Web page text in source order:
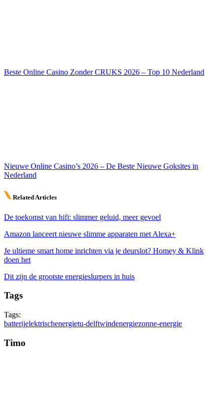
Beste Online Casino Zonder CRUKS 2026 – Top 10 Nederland
Nieuwe Online Casino’s 2026 – De Beste Nieuwe Goksites in
Nederland
Related Articles
De toekomst van hifi: slimmer geluid, meer gevoel
Amazon lanceert nieuwe slimme apparaten met Alexa+
Je ultieme smart home inrichten via je deurslot? Homey & Klink
doen het
Dit zijn de grootste energieslurpers in huis
Tags
Tags:
batterijelektrischenergietu-delftwindenergiezonne-energie
Timo